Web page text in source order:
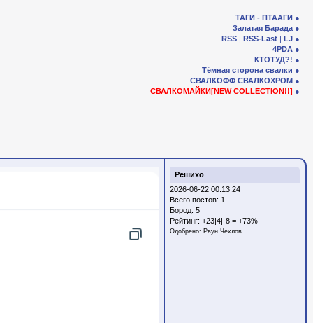
ТАГИ - ПТААГИ
Залатая Барада
RSS | RSS-Last | LJ
4PDA
КТОТУД?!
Тёмная сторона свалки
СВАЛКОФФ СВАЛКОХРОМ
СВАЛКОМАЙКИ[NEW COLLECTION!!]
Решихо
2026-06-22 00:13:24
Всего постов: 1
Бород: 5
Рейтинг: +23|4|-8 = +73%
Одобрено: Рвун Чехлов